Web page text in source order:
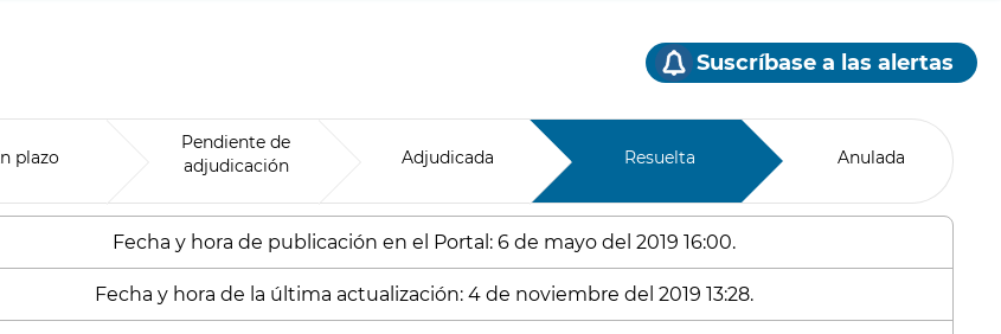
Suscríbase a las alertas
plazo
Pendiente de
adjudicación
Adjudicada Resuelta Anulada
Fecha y hora de publicación en el Portal: 6 de mayo del 2019 16:00.
Fecha y hora de la última actualización: 4 de noviembre del 2019 13:28.